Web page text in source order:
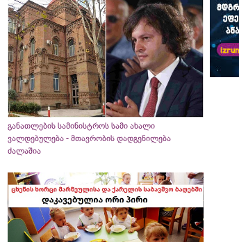
განათლების სამინისტროს სამი ახალი
ვალდებულება - მთავრობის დადგენილება
ძალაშია